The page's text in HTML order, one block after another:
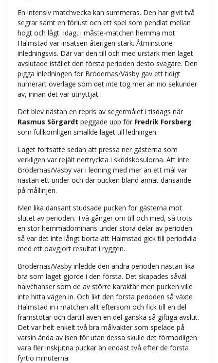
En intensiv matchvecka kan summeras. Den har givit två
segrar samt en förlust och ett spel som pendlat mellan
högt och lågt. Idag, i måste-matchen hemma mot
Halmstad var insatsen återigen stark. Åtminstone
inledningsvis. Där var den till och med urstark men laget
avslutade istället den första perioden desto svagare. Den
pigga inledningen för Brödernas/Väsby gav ett tidigt
numerärt överläge som det inte tog mer än nio sekunder
av, innan det var utnyttjat.
Det blev nästan en repris av segermålet i tisdags när
Rasmus Sörgardt peggade upp för Fredrik Forsberg
som fullkomligen smällde laget till ledningen.
Laget fortsatte sedan att pressa ner gästerna som
verkligen var rejält nertryckta i skridskosulorna. Att inte
Brödernas/Väsby var i ledning med mer än ett mål var
nästan ett under och där pucken bland annat dansande
på mållinjen.
Men lika dansant studsade pucken för gästerna mot
slutet av perioden. Två gånger om till och med, så trots
en stor hemmadominans under stora delar av perioden
så var det inte långt borta att Halmstad gick till periodvila
med ett oavgjort resultat i ryggen.
Brödernas/Väsby inledde den andra perioden nästan lika
bra som laget gjorde i den första. Det skapades såväl
halvchanser som de av större karaktär men pucken ville
inte hitta vägen in. Och likt den första perioden så växte
Halmstad in i matchen allt eftersom och fick till en del
framstötar och därtill även en del ganska så giftiga avslut.
Det var helt enkelt två bra målvakter som spelade på
varsin ända av isen för utan dessa skulle det förmodligen
vara fler inskjutna puckar än endast två efter de första
fyrtio minuterna.